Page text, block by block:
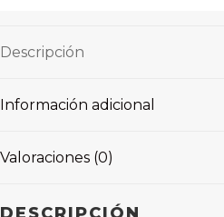
Descripción
Información adicional
Valoraciones (0)